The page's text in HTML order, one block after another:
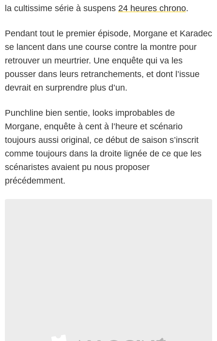
la cultissime série à suspens 24 heures chrono.
Pendant tout le premier épisode, Morgane et Karadec
se lancent dans une course contre la montre pour
retrouver un meurtrier. Une enquête qui va les
pousser dans leurs retranchements, et dont l’issue
devrait en surprendre plus d’un.
Punchline bien sentie, looks improbables de
Morgane, enquête à cent à l’heure et scénario
toujours aussi original, ce début de saison s’inscrit
comme toujours dans la droite lignée de ce que les
scénaristes avaient pu nous proposer
précédemment.